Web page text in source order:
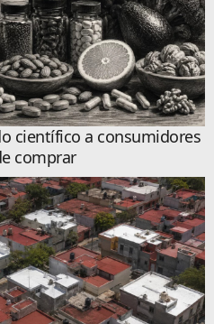
científico a consumidores
comprar